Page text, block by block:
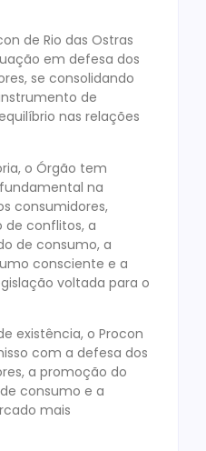
de Rio das Ostras
em defesa dos
se consolidando
de
nas relações
o Órgão tem
na
consumidores,
de conflitos, a
de consumo, a
consciente e a
voltada para o
existência, o Procon
com a defesa dos
a promoção do
consumo e a
mais